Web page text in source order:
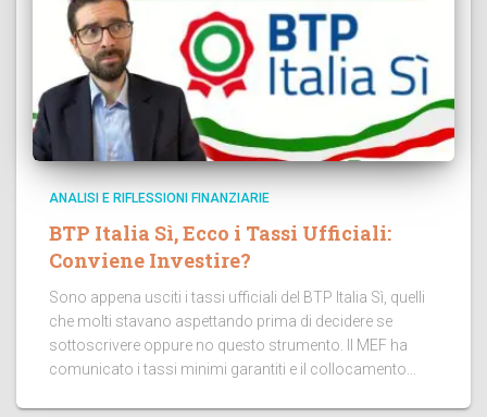
ANALISI E RIFLESSIONI FINANZIARIE
BTP Italia Sì, Ecco i Tassi Ufficiali:
Conviene Investire?
Sono appena usciti i tassi ufficiali del BTP Italia Sì, quelli
che molti stavano aspettando prima di decidere se
sottoscrivere oppure no questo strumento. Il MEF ha
comunicato i tassi minimi garantiti e il collocamento...